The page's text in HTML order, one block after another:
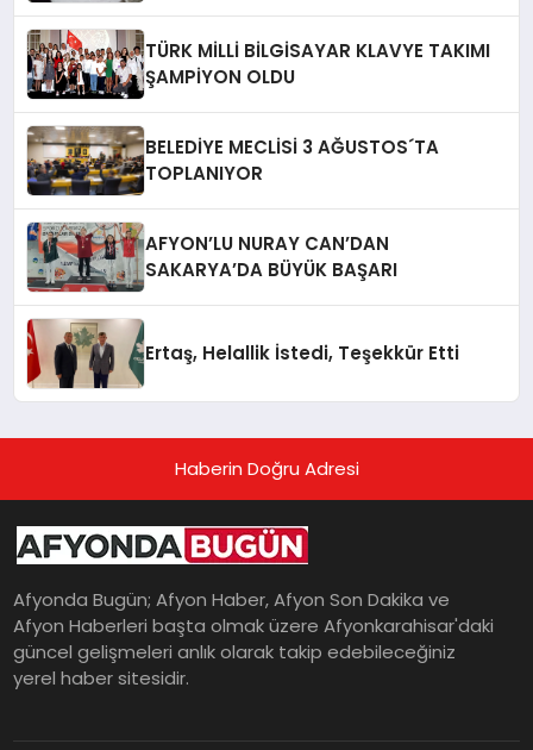
TÜRK MİLLİ BİLGİSAYAR KLAVYE TAKIMI
ŞAMPİYON OLDU
BELEDİYE MECLİSİ 3 AĞUSTOS´TA
TOPLANIYOR
AFYON’LU NURAY CAN’DAN
SAKARYA’DA BÜYÜK BAŞARI
Ertaş, Helallik İstedi, Teşekkür Etti
Haberin Doğru Adresi
Afyonda Bugün; Afyon Haber, Afyon Son Dakika ve
Afyon Haberleri başta olmak üzere Afyonkarahisar'daki
güncel gelişmeleri anlık olarak takip edebileceğiniz
yerel haber sitesidir.